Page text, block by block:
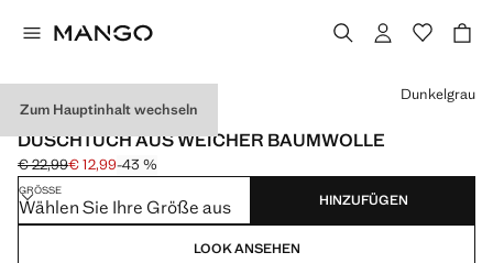
Zum Hauptinhalt wechseln
600 G/M2
DUSCHTUCH AUS WEICHER BAUMWOLLE
Ausgangspreis durchgestrichen [€ 22,99 ]
€ 22,99
Aktueller Preis [€ 12,99 ]
€ 12,99-43 %
Wählen Sie eine Farbe
Dunkelgrau
GRÖSSE
Wählen Sie Ihre Größe aus HINZUFÜGEN
LOOK ANSEHEN